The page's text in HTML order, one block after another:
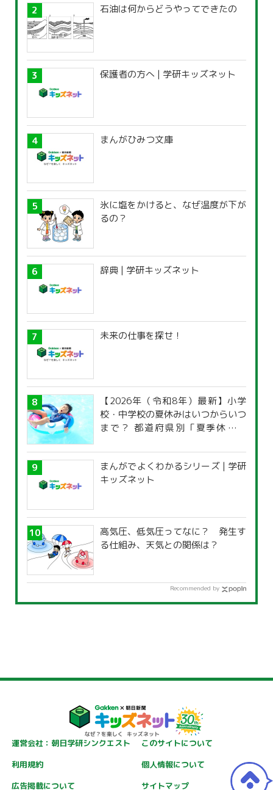
石油は何からどうやってできたの
保護者の方へ | 学研キッズネット
まんがひみつ文庫
氷に塩をかけると、なぜ温度が下が
るの？
辞典 | 学研キッズネット
未来の仕事を探せ！
【2026年（令和8年）最新】小学
校・中学校の夏休みはいつからいつ
まで？ 都道府県別「夏季休暇一
まんがでよくわかるシリーズ | 学研
キッズネット
高気圧、低気圧ってなに？ 発生す
る仕組み、天気との関係は？
Recommended by
運営会社：朝日学研シンクエスト
このサイトについて
利用規約
個人情報について
広告掲載について
サイトマップ